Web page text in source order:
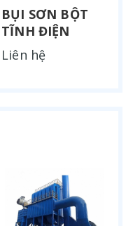
BỤI SƠN BỘT
TĨNH ĐIỆN
Liên hệ